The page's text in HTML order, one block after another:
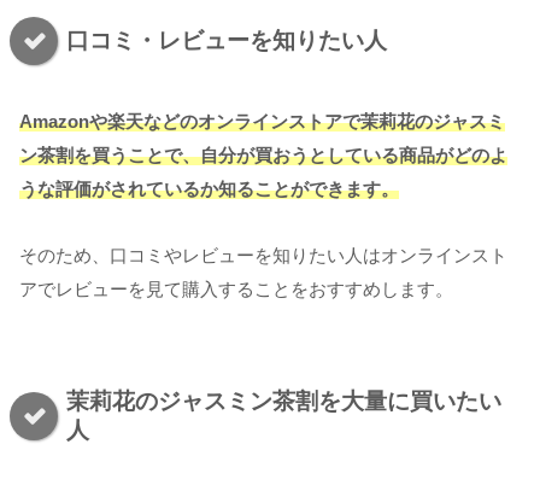
口コミ・レビューを知りたい人
Amazonや楽天などのオンラインストアで茉莉花のジャスミ
ン茶割を買うことで、自分が買おうとしている商品がどのよ
うな評価がされているか知ることができます。
そのため、口コミやレビューを知りたい人はオンラインスト
アでレビューを見て購入することをおすすめします。
茉莉花のジャスミン茶割を大量に買いたい
人